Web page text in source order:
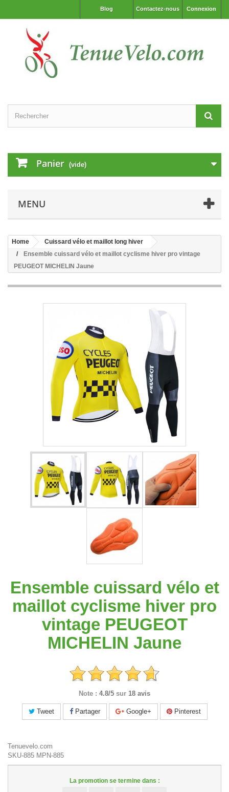
Connexion
Contactez-nous
Blog
Panier (vide)
MENU
Home
Cuissard vélo et maillot long hiver
Ensemble cuissard vélo et maillot cyclisme hiver pro vintage
PEUGEOT MICHELIN Jaune
Ensemble cuissard vélo et
maillot cyclisme hiver pro
vintage PEUGEOT
MICHELIN Jaune
Note : 4.8/5 sur 18 avis
Tweet Partager Google+ Pinterest
Tenuevelo.com
SKU-885 MPN-885
La promotion se termine dans :